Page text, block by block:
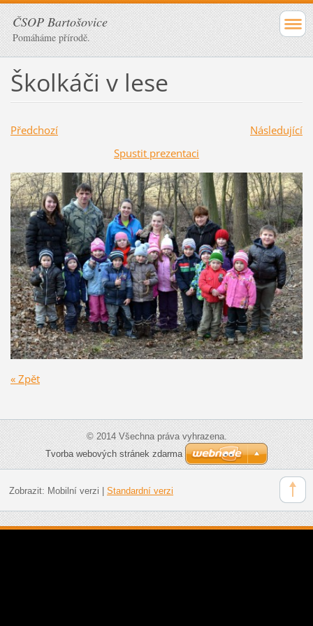
ČSOP Bartošovice
Pomáháme přírodě.
Školkáči v lese
Předchozí
Následující
Spustit prezentaci
« Zpět
© 2014 Všechna práva vyhrazena.
Tvorba webových stránek zdarma
Zobrazit: Mobilní verzi | Standardní verzi